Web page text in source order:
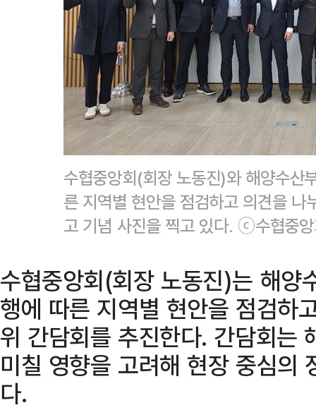
수협중앙회(회장 노동진)와 해양수산
른 지역별 현안을 점검하고 의견을 나
고 기념 사진을 찍고 있다. ⓒ수협중
수협중앙회(회장 노동진)는 해양
행에 따른 지역별 현안을 점검하
위 간담회를 추진한다. 간담회는
미칠 영향을 고려해 현장 중심의
다.